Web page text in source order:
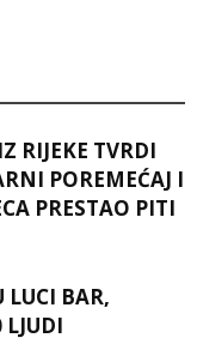
RIJEKE TVRDI
POREMEĆAJ I
PRESTAO PITI
LUCI BAR,